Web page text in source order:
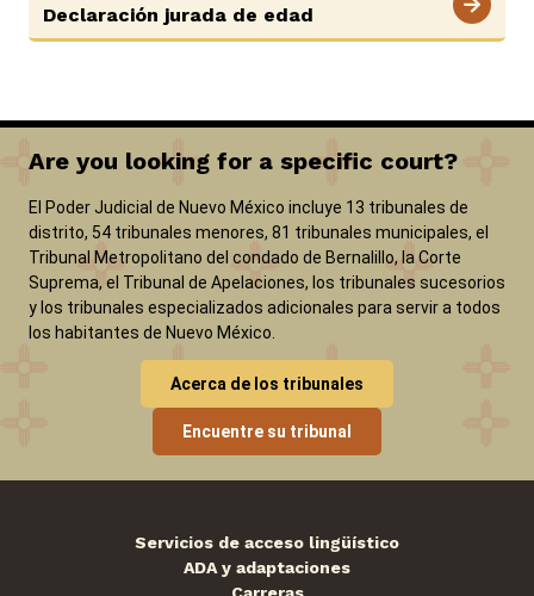
Declaración jurada de edad
Are you looking for a specific court?
El Poder Judicial de Nuevo México incluye 13 tribunales de
distrito, 54 tribunales menores, 81 tribunales municipales, el
Tribunal Metropolitano del condado de Bernalillo, la Corte
Suprema, el Tribunal de Apelaciones, los tribunales sucesorios
y los tribunales especializados adicionales para servir a todos
los habitantes de Nuevo México.
Acerca de los tribunales
Encuentre su tribunal
Servicios de acceso lingüístico
ADA y adaptaciones